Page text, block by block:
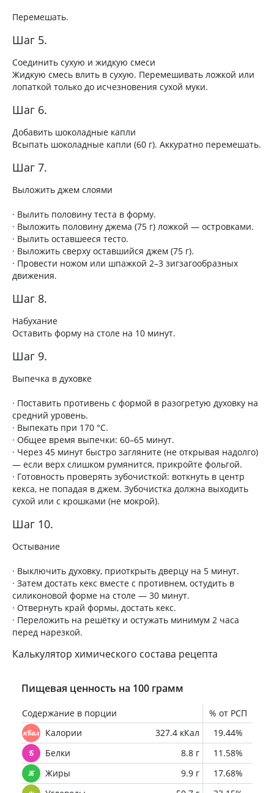
Перемешать.
Шаг 5.
Соединить сухую и жидкую смеси
Жидкую смесь влить в сухую. Перемешивать ложкой или
лопаткой только до исчезновения сухой муки.
Шаг 6.
Добавить шоколадные капли
Всыпать шоколадные капли (60 г). Аккуратно перемешать.
Шаг 7.
Выложить джем слоями
· Вылить половину теста в форму.
· Выложить половину джема (75 г) ложкой — островками.
· Вылить оставшееся тесто.
· Выложить сверху оставшийся джем (75 г).
· Провести ножом или шпажкой 2–3 зигзагообразных
движения.
Шаг 8.
Набухание
Оставить форму на столе на 10 минут.
Шаг 9.
Выпечка в духовке
· Поставить противень с формой в разогретую духовку на
средний уровень.
· Выпекать при 170 °C.
· Общее время выпечки: 60–65 минут.
· Через 45 минут быстро загляните (не открывая надолго)
— если верх слишком румянится, прикройте фольгой.
· Готовность проверять зубочисткой: воткнуть в центр
кекса, не попадая в джем. Зубочистка должна выходить
сухой или с крошками (не мокрой).
Шаг 10.
Остывание
· Выключить духовку, приоткрыть дверцу на 5 минут.
· Затем достать кекс вместе с противнем, остудить в
силиконовой форме на столе — 30 минут.
· Отвернуть край формы, достать кекс.
· Переложить на решётку и остужать минимум 2 часа
перед нарезкой.
Калькулятор химического состава рецепта
Пищевая ценность на 100 грамм
Содержание в порции
% от РСП
Калории
327.4 кКал
19.44%
Белки
8.8 г
11.58%
Жиры
9.9 г
17.68%